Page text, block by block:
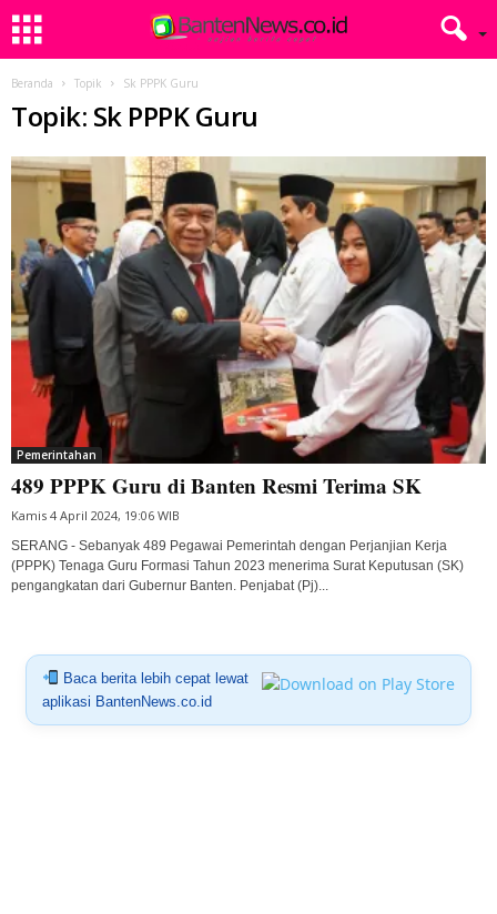
Beranda Topik Sk PPPK Guru
Topik: Sk PPPK Guru
Pemerintahan
489 PPPK Guru di Banten Resmi Terima SK
Kamis 4 April 2024, 19:06 WIB
SERANG - Sebanyak 489 Pegawai Pemerintah dengan Perjanjian Kerja
(PPPK) Tenaga Guru Formasi Tahun 2023 menerima Surat Keputusan (SK)
pengangkatan dari Gubernur Banten. Penjabat (Pj)...
Baca berita lebih cepat lewat
aplikasi BantenNews.co.id